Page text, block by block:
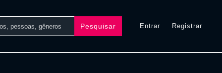
Pesquisar Entrar Registrar